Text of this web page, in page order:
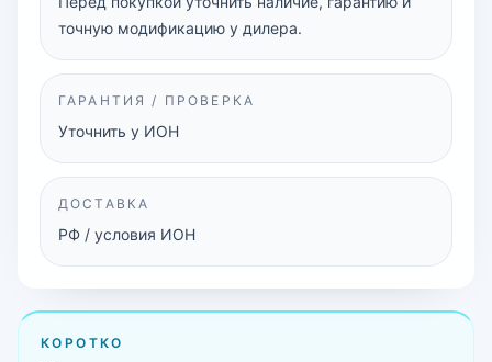
точную модификацию у дилера.
ГАРАНТИЯ / ПРОВЕРКА
Уточнить у ИОН
ДОСТАВКА
РФ / условия ИОН
КОРОТКО